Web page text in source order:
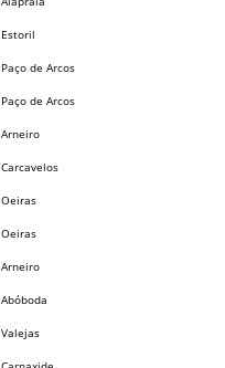
Estoril
Paço de Arcos
Paço de Arcos
Arneiro
Carcavelos
Oeiras
Oeiras
Arneiro
Abóboda
Valejas